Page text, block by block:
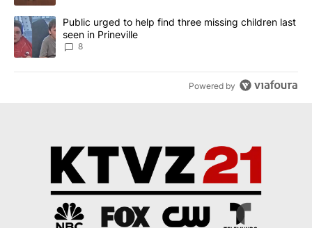
A trending article titled "Public urged to help find three missing
Public urged to help find three missing children last
seen in Prineville
8
Powered by